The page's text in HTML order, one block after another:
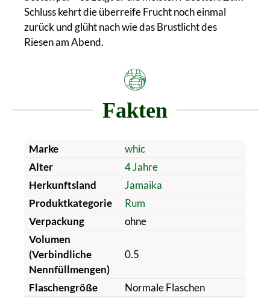
Schluss kehrt die überreife Frucht noch einmal
zurück und glüht nach wie das Brustlicht des
Riesen am Abend.
Fakten
Marke
whic
Alter
4 Jahre
Herkunftsland
Jamaika
Produktkategorie
Rum
Verpackung
ohne
Volumen
(Verbindliche
Nennfüllmengen)
0.5
Flaschengröße Normale Flaschen